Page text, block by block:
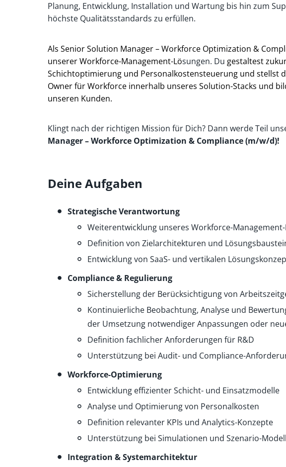
Planung, Entwicklung, Installation und Wartung bis hin zum
höchste Qualitätsstandards zu erfüllen.
Als Senior Solution Manager – Workforce Optimization &
unserer Workforce-Management-Lösungen. Du gestaltest
Schichtoptimierung und Personalkostensteuerung und stellst
Owner für Workforce innerhalb unseres Solution-Stacks und
unseren Kunden.
Klingt nach der richtigen Mission für Dich? Dann werde Teil
Manager – Workforce Optimization & Compliance (m/w/d)!
Deine Aufgaben
Strategische Verantwortung
Weiterentwicklung unseres Workforce-
Definition von Zielarchitekturen und
Entwicklung von SaaS- und vertikalen
Compliance & Regulierung
Sicherstellung der Berücksichtigung von
Kontinuierliche Beobachtung, Analyse und
der Umsetzung notwendiger Anpassungen oder
Definition fachlicher Anforderungen für R&D
Unterstützung bei Audit- und Compliance-
Workforce-Optimierung
Entwicklung effizienter Schicht- und Einsatzmodelle
Analyse und Optimierung von Personalkosten
Definition relevanter KPIs und Analytics-Konzepte
Unterstützung bei Simulationen und Szenario-
Integration & Systemarchitektur